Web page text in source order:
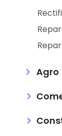
Agro